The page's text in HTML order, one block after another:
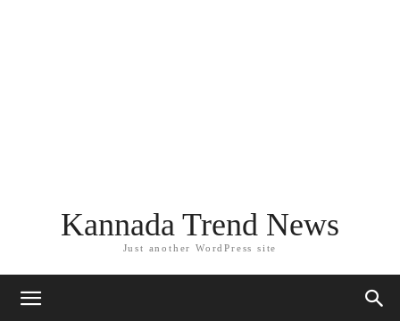
Kannada Trend News
Just another WordPress site